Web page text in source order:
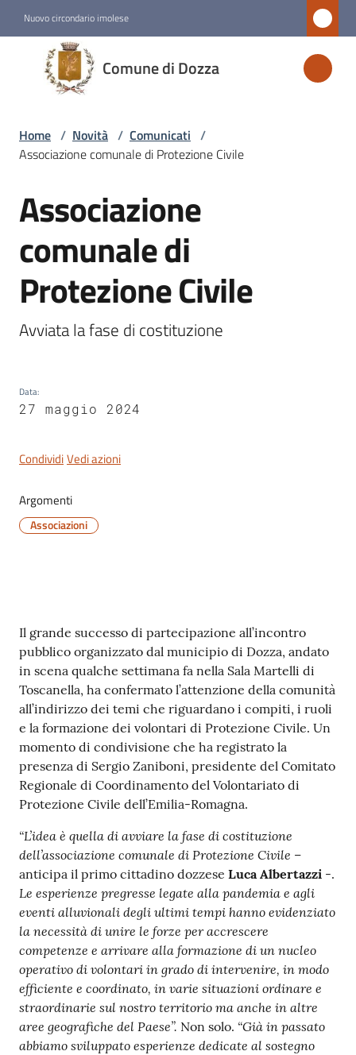
Nuovo circondario imolese
Comune di Dozza
Comune
di
Dozza
Novità
Servizi
Vivere
Dozza
on-
Tutti
gli
Seguici
su
Home / Novità / Comunicati /
Associazione comunale di Protezione Civile
Salta al contenuto
Associazione
comunale di
Protezione Civile
Avviata la fase di costituzione
Data:
27 maggio 2024
CondividiVedi azioni
Argomenti
Associazioni
Contenuto
Il grande successo di partecipazione all’incontro
pubblico organizzato dal municipio di Dozza, andato
in scena qualche settimana fa nella Sala Martelli di
Toscanella, ha confermato l’attenzione della comunità
all’indirizzo dei temi che riguardano i compiti, i ruoli
e la formazione dei volontari di Protezione Civile. Un
momento di condivisione che ha registrato la
presenza di Sergio Zaniboni, presidente del Comitato
Regionale di Coordinamento del Volontariato di
Protezione Civile dell’Emilia-Romagna.
“L’idea è quella di avviare la fase di costituzione
dell’associazione comunale di Protezione Civile –
anticipa il primo cittadino dozzese Luca Albertazzi -.
Le esperienze pregresse legate alla pandemia e agli
eventi alluvionali degli ultimi tempi hanno evidenziato
la necessità di unire le forze per accrescere
competenze e arrivare alla formazione di un nucleo
operativo di volontari in grado di intervenire, in modo
efficiente e coordinato, in varie situazioni ordinare e
straordinarie sul nostro territorio ma anche in altre
aree geografiche del Paese”. Non solo. “Già in passato
abbiamo sviluppato esperienze dedicate al sostegno